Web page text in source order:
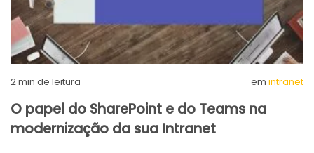
2min de leitura em intranet
O papel do SharePoint e do Teams na
modernização da sua Intranet